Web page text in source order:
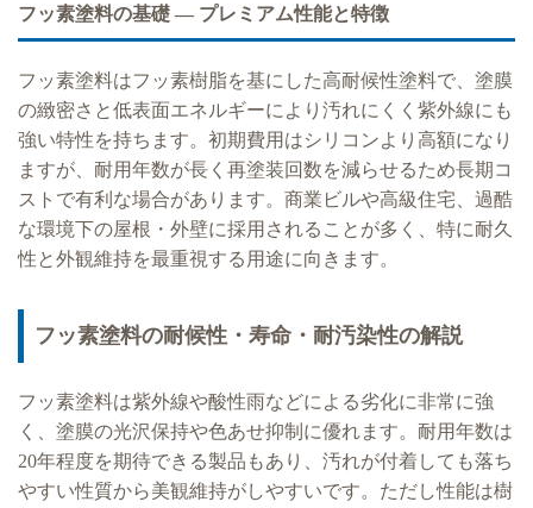
フッ素塗料の基礎 — プレミアム性能と特徴
フッ素塗料はフッ素樹脂を基にした高耐候性塗料で、塗膜
の緻密さと低表面エネルギーにより汚れにくく紫外線にも
強い特性を持ちます。初期費用はシリコンより高額になり
ますが、耐用年数が長く再塗装回数を減らせるため長期コ
ストで有利な場合があります。商業ビルや高級住宅、過酷
な環境下の屋根・外壁に採用されることが多く、特に耐久
性と外観維持を最重視する用途に向きます。
フッ素塗料の耐候性・寿命・耐汚染性の解説
フッ素塗料は紫外線や酸性雨などによる劣化に非常に強
く、塗膜の光沢保持や色あせ抑制に優れます。耐用年数は
20年程度を期待できる製品もあり、汚れが付着しても落ち
やすい性質から美観維持がしやすいです。ただし性能は樹